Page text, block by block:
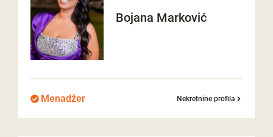
Bojana Marković
Menadžer Nekretnine profila